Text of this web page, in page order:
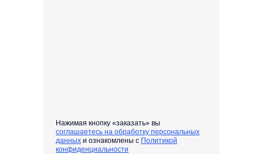
Нажимая кнопку «заказать» вы
соглашаетесь на обработку персональных
данных и ознакомлены с Политикой
конфиденциальности